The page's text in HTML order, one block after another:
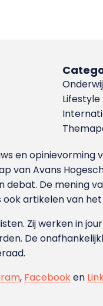
Lifestyle
en
van Avans
De mening
ook artikelen van
Zij werken in
De
, Facebooken